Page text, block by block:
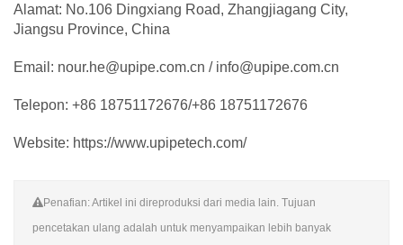
Alamat: No.106 Dingxiang Road, Zhangjiagang City,
Jiangsu Province, China
Email: nour.he@upipe.com.cn / info@upipe.com.cn
Telepon: +86 18751172676/+86 18751172676
Website: https://www.upipetech.com/
Penafian: Artikel ini direproduksi dari media lain. Tujuan
pencetakan ulang adalah untuk menyampaikan lebih banyak